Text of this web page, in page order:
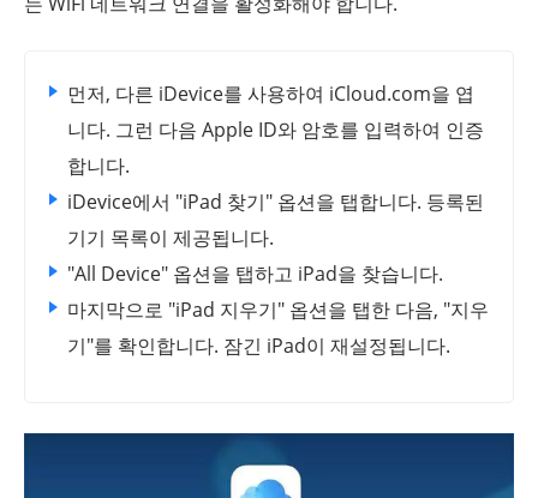
먼저, 다른 iDevice를 사용하여 iCloud.com을 엽
니다. 그런 다음 Apple ID와 암호를 입력하여 인증
합니다.
iDevice에서 "iPad 찾기" 옵션을 탭합니다. 등록된
기기 목록이 제공됩니다.
"All Device" 옵션을 탭하고 iPad을 찾습니다.
마지막으로 "iPad 지우기" 옵션을 탭한 다음, "지우
기"를 확인합니다. 잠긴 iPad이 재설정됩니다.